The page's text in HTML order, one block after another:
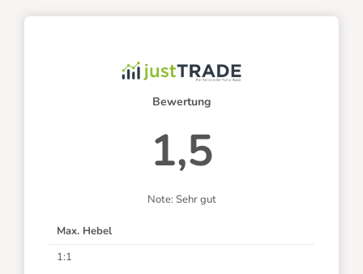
Bewertung
1,5
Note: Sehr gut
Max. Hebel
1:1